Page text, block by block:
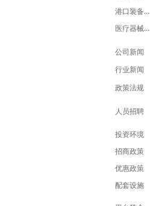
港口装备设计中心
医疗器械设计中心
公司新闻
行业新闻
政策法规
人员招聘
投资环境
招商政策
优惠政策
配套设施